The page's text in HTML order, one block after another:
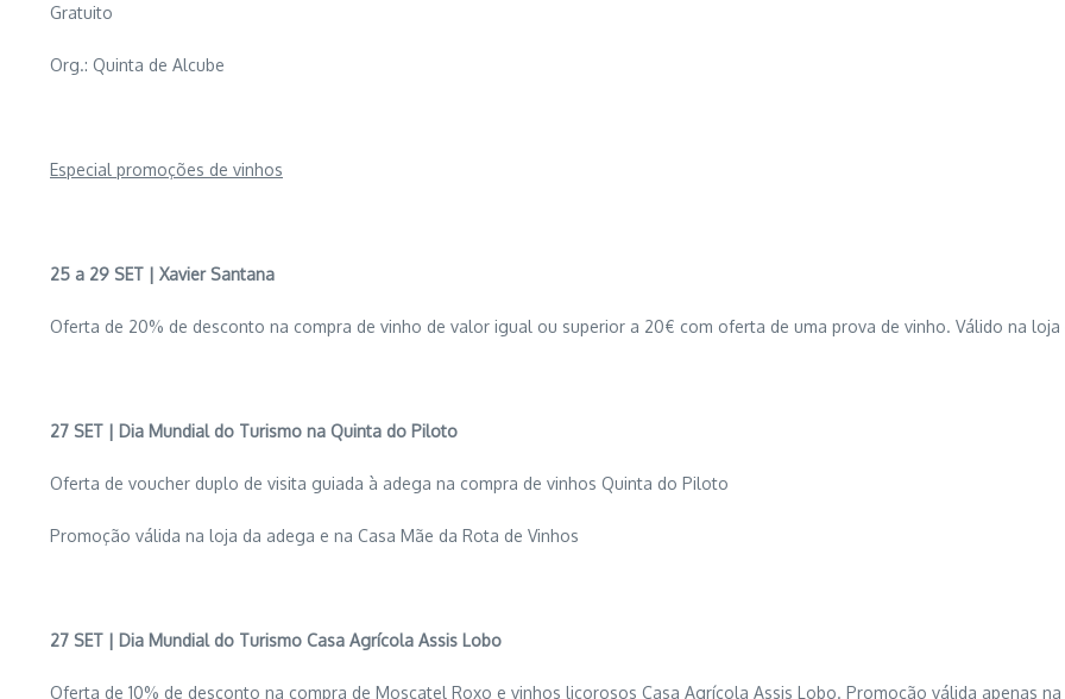
Gratuito
Org.: Quinta de Alcube
Especial promoções de vinhos
25 a 29 SET | Xavier Santana
Oferta de 20% de desconto na compra de vinho de valor igual ou superior a 20€ com oferta de uma prova de vinho. Válido na loja
27 SET | Dia Mundial do Turismo na Quinta do Piloto
Oferta de voucher duplo de visita guiada à adega na compra de vinhos Quinta do Piloto
Promoção válida na loja da adega e na Casa Mãe da Rota de Vinhos
27 SET | Dia Mundial do Turismo Casa Agrícola Assis Lobo
Oferta de 10% de desconto na compra de Moscatel Roxo e vinhos licorosos Casa Agrícola Assis Lobo. Promoção válida apenas na